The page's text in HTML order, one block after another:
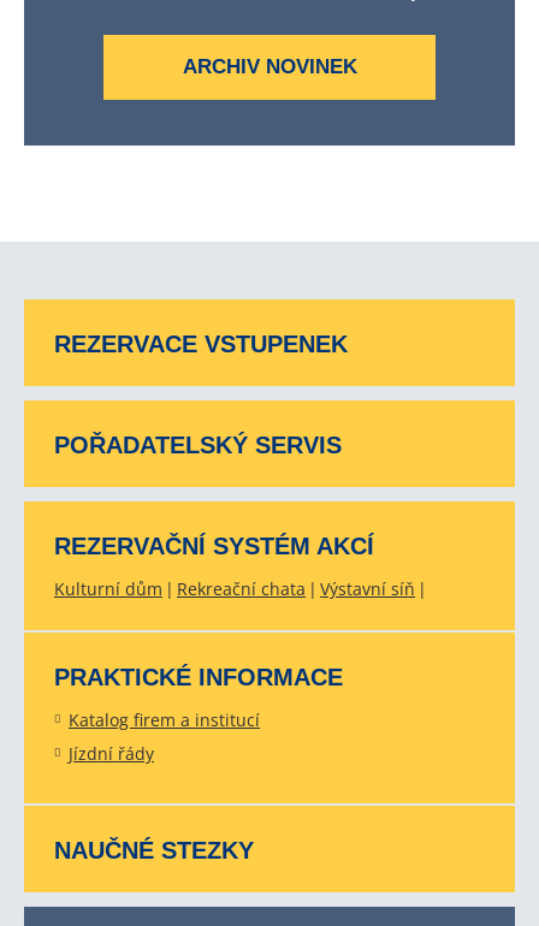
ARCHIV NOVINEK
REZERVACE VSTUPENEK
POŘADATELSKÝ SERVIS
REZERVAČNÍ SYSTÉM AKCÍ
Kulturní dům Rekreační chata Výstavní síň
PRAKTICKÉ INFORMACE
Katalog firem a institucí
Jízdní řády
NAUČNÉ STEZKY